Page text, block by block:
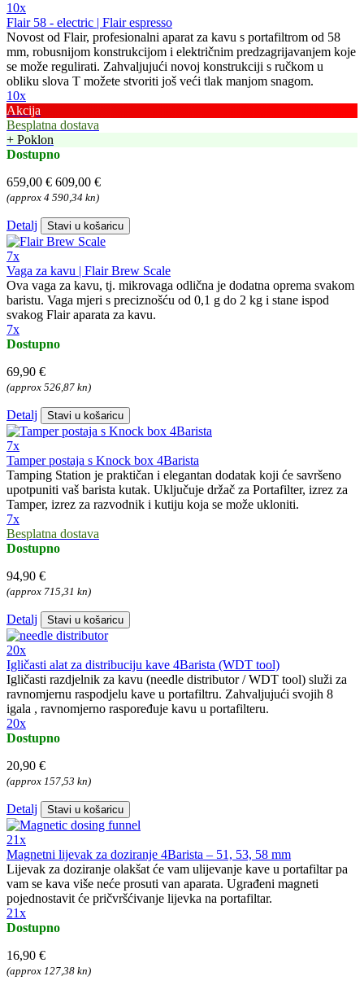
10x
Flair 58 - electric | Flair espresso
Novost od Flair, profesionalni aparat za kavu s portafiltrom od 58
mm, robusnijom konstrukcijom i električnim predzagrijavanjem koje
se može regulirati. Zahvaljujući novoj konstrukciji s ručkom u
obliku slova T možete stvoriti još veći tlak manjom snagom.
10x
Akcija
Besplatna dostava
+ Poklon
Dostupno
659,00 € 609,00 €
(approx 4 590,34 kn)
Detalj Stavi u košaricu
7x
Vaga za kavu | Flair Brew Scale
Ova vaga za kavu, tj. mikrovaga odlična je dodatna oprema svakom
baristu. Vaga mjeri s preciznošću od 0,1 g do 2 kg i stane ispod
svakog Flair aparata za kavu.
7x
Dostupno
69,90 €
(approx 526,87 kn)
Detalj Stavi u košaricu
7x
Tamper postaja s Knock box 4Barista
Tamping Station je praktičan i elegantan dodatak koji će savršeno
upotpuniti vaš barista kutak. Uključuje držač za Portafilter, izrez za
Tamper, izrez za razvodnik i kutiju koja se može ukloniti.
7x
Besplatna dostava
Dostupno
94,90 €
(approx 715,31 kn)
Detalj Stavi u košaricu
20x
Igličasti alat za distribuciju kave 4Barista (WDT tool)
Igličasti razdjelnik za kavu (needle distributor / WDT tool) služi za
ravnomjernu raspodjelu kave u portafiltru. Zahvaljujući svojih 8
igala , ravnomjerno raspoređuje kavu u portafilteru.
20x
Dostupno
20,90 €
(approx 157,53 kn)
Detalj Stavi u košaricu
21x
Magnetni lijevak za doziranje 4Barista – 51, 53, 58 mm
Lijevak za doziranje olakšat će vam ulijevanje kave u portafiltar pa
vam se kava više neće prosuti van aparata. Ugrađeni magneti
pojednostavit će pričvršćivanje lijevka na portafiltar.
21x
Dostupno
16,90 €
(approx 127,38 kn)